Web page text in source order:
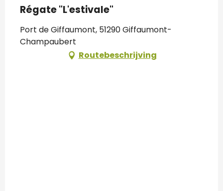
Régate "L'estivale"
Port de Giffaumont, 51290 Giffaumont-
Champaubert
Routebeschrijving